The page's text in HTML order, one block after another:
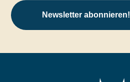
Newsletter abonnieren!